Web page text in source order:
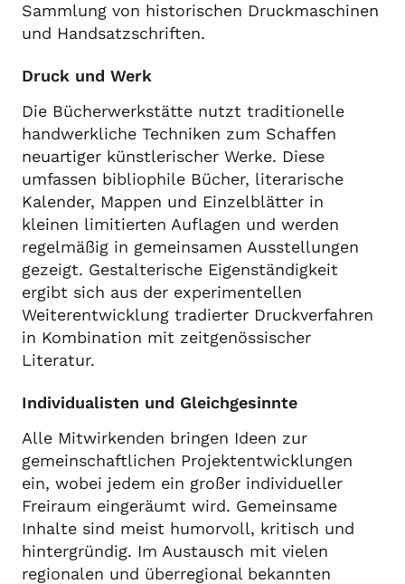
Kontakt
Sammlung von historischen Druckmaschinen
und Handsatzschriften.
Druck und Werk
Die Bücherwerkstätte nutzt traditionelle
handwerkliche Techniken zum Schaffen
neuartiger künstlerischer Werke. Diese
umfassen bibliophile Bücher, literarische
Kalender, Mappen und Einzelblätter in
kleinen limitierten Auflagen und werden
regelmäßig in gemeinsamen Ausstellungen
gezeigt. Gestalterische Eigenständigkeit
ergibt sich aus der experimentellen
Weiterentwicklung tradierter Druckverfahren
in Kombination mit zeitgenössischer
Literatur.
Individualisten und Gleichgesinnte
Alle Mitwirkenden bringen Ideen zur
gemeinschaftlichen Projektentwicklungen
ein, wobei jedem ein großer individueller
Freiraum eingeräumt wird. Gemeinsame
Inhalte sind meist humorvoll, kritisch und
hintergründig. Im Austausch mit vielen
regionalen und überregional bekannten